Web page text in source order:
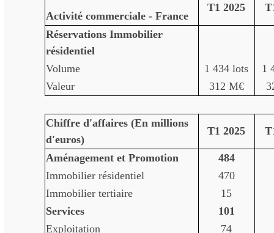
Activité commerciale - France
T1 2025
Réservations Immobilier
résidentiel
Volume
1 434 lots
1
Valeur
312 M€
Chiffre d'affaires (En millions
d'euros)
T1 2025
Aménagement et Promotion
484
Immobilier résidentiel
470
Immobilier tertiaire
15
Services
101
Exploitation
74